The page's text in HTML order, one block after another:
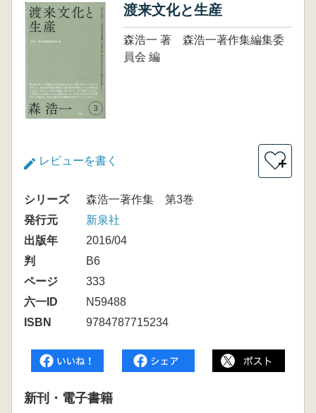
渡来文化と生産
森浩一 著 森浩一著作集編集委
員会 編
レビューを書く ＋
シリーズ
森浩一著作集 第3巻
発行元
新泉社
出版年
2016/04
判
B6
ページ
333
六一ID
N59488
ISBN
9784787715234
新刊・電子書籍